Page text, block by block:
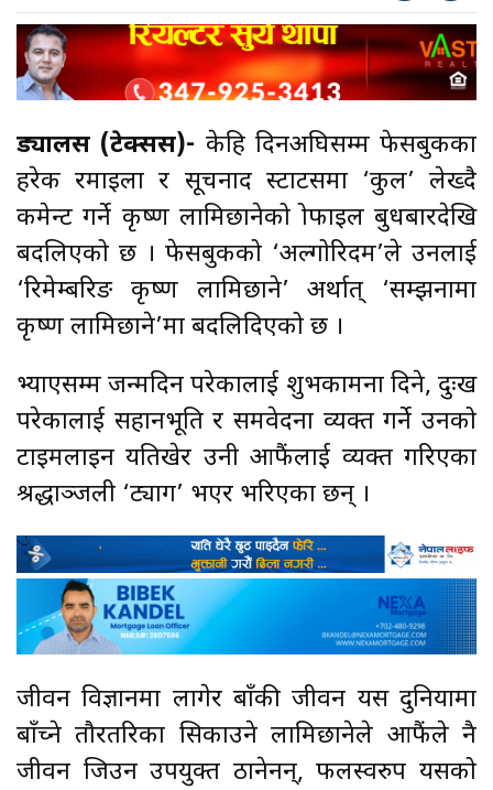
ड्यालस (टेक्सस)- केहि दिनअघिसम्म फेसबुकका
हरेक रमाइला र सूचनाप्रद स्टाटसमा ‘कुल’ लेख्दै
कमेन्ट गर्ने कृष्ण लामिछानेको प्रोफाइल बुधबारदेखि
बदलिएको छ । फेसबुकको ‘अल्गोरिदम’ले उनलाई
‘रिमेम्बरिङ कृष्ण लामिछाने’ अर्थात् ‘सम्झनामा
कृष्ण लामिछाने’मा बदलिदिएको छ ।
भ्याएसम्म जन्मदिन परेकालाई श‍ुभकामना दिने, दुःख
परेकालाई सहानभूति र समवेदना व्यक्त गर्ने उनको
टाइमलाइन यतिखेर उनी आफैंलाई व्यक्त गरिएका
श्रद्धाञ्जली ‘ट्याग’ भएर भरिएका छन् ।
जीवन विज्ञानमा लागेर बाँकी जीवन यस दुनियामा
बाँच्ने तौरतरिका सिकाउने लामिछानेले आफैंले नै
जीवन जिउन उपयुक्त ठानेनन्, फलस्वरुप यसको